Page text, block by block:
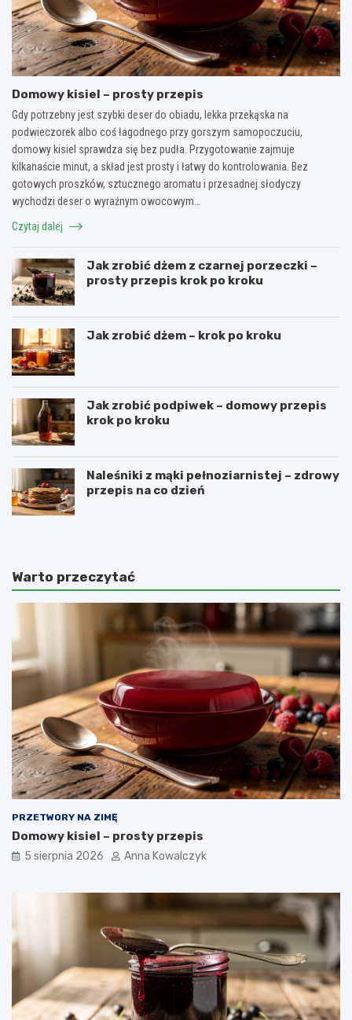
Domowy kisiel – prosty przepis
Gdy potrzebny jest szybki deser do obiadu, lekka przekąska na
podwieczorek albo coś łagodnego przy gorszym samopoczuciu,
domowy kisiel sprawdza się bez pudła. Przygotowanie zajmuje
kilkanaście minut, a skład jest prosty i łatwy do kontrolowania. Bez
gotowych proszków, sztucznego aromatu i przesadnej słodyczy
wychodzi deser o wyraźnym owocowym…
Czytaj dalej
Jak zrobić dżem z czarnej porzeczki –
prosty przepis krok po kroku
Jak zrobić dżem – krok po kroku
Jak zrobić podpiwek – domowy przepis
krok po kroku
Naleśniki z mąki pełnoziarnistej – zdrowy
przepis na co dzień
Warto przeczytać
PRZETWORY NA ZIMĘ
Domowy kisiel – prosty przepis
5 sierpnia 2026 Anna Kowalczyk